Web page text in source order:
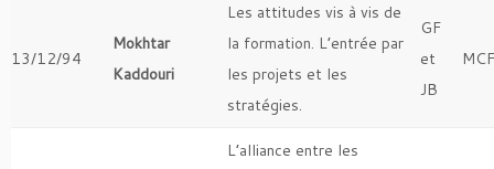
13/12/94
Mokhtar
Kaddouri
Les attitudes vis à vis de
la formation. L’entrée par
les projets et les
stratégies.
GF
et
JB
L’alliance entre les